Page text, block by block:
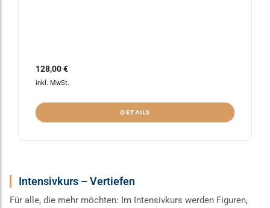
128,00€
inkl. MwSt.
DETAILS
Intensivkurs – Vertiefen
Für alle, die mehr möchten: Im Intensivkurs werden Figuren,